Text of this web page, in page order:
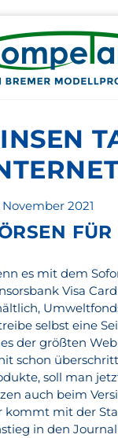
November 2021
es mit dem
Visa
selbst eine
der größten
schon
soll man
auch beim
kommt mit der
in den